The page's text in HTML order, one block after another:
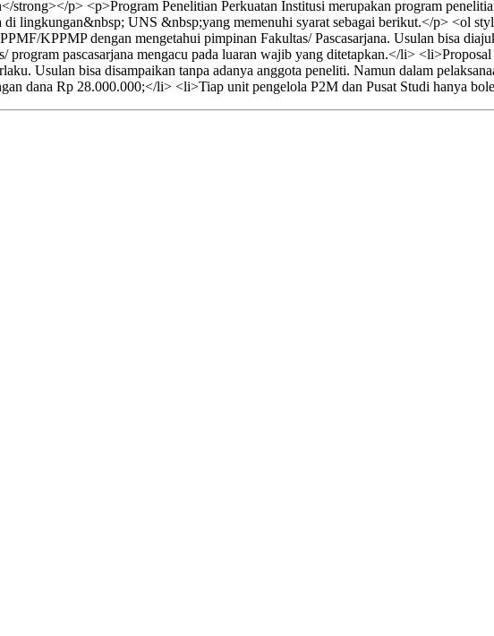
p> <p>Program Penelitian Perkuatan Institusi merupakan program
lingkungan&nbsp; UNS &nbsp;yang memenuhi syarat sebagai berikut.</p> <ol
KPPMP dengan mengetahui pimpinan Fakultas/ Pascasarjana. Usulan bisa
pascasarjana mengacu pada luaran wajib yang ditetapkan.</li>
Usulan bisa disampaikan tanpa adanya anggota peneliti. Namun dalam
dana Rp 28.000.000;</li> <li>Tiap unit pengelola P2M dan Pusat Studi hanya